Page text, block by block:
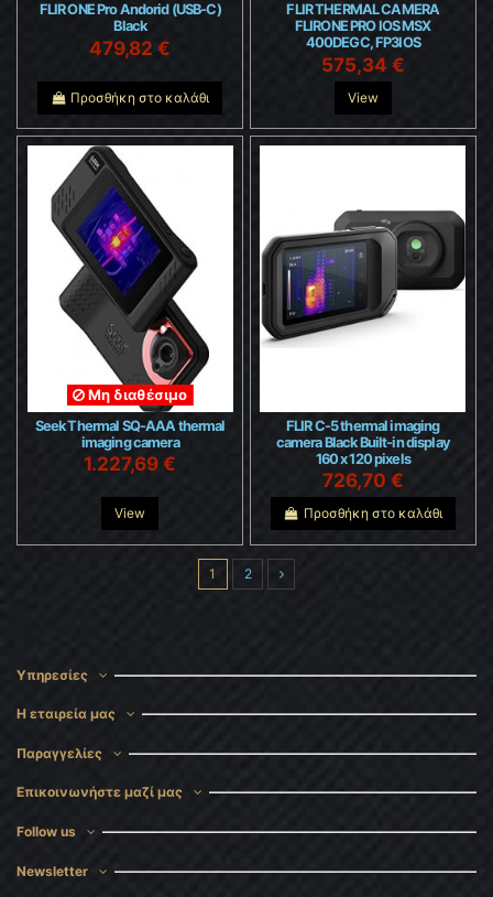
FLIR ONE Pro Andorid (USB-C)
Black
479,82 €
Προσθήκη στο καλάθι
FLIR THERMAL CAMERA
FLIRONE PRO IOS MSX
400DEGC, FP3IOS
575,34 €
View
Μη διαθέσιμο
Seek Thermal SQ-AAA thermal
imaging camera
1.227,69 €
View
FLIR C-5 thermal imaging
camera Black Built-in display
160 x 120 pixels
726,70 €
Προσθήκη στο καλάθι
1 2
Υπηρεσίες
Η εταιρεία μας
Παραγγελίες
Επικοινωνήστε μαζί μας
Follow us
Newsletter